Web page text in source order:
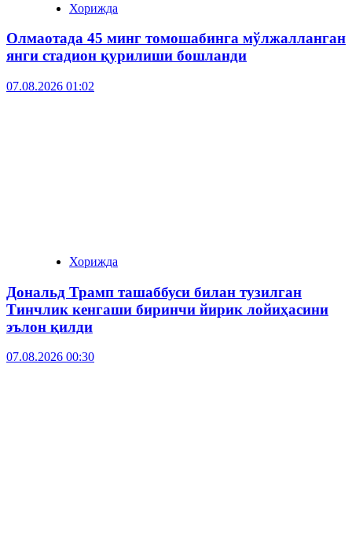
Хорижда
Олмаотада 45 минг томошабинга мўлжалланган
янги стадион қурилиши бошланди
07.08.2026 01:02
Хорижда
Дональд Трамп ташаббуси билан тузилган
Тинчлик кенгаши биринчи йирик лойиҳасини
эълон қилди
07.08.2026 00:30